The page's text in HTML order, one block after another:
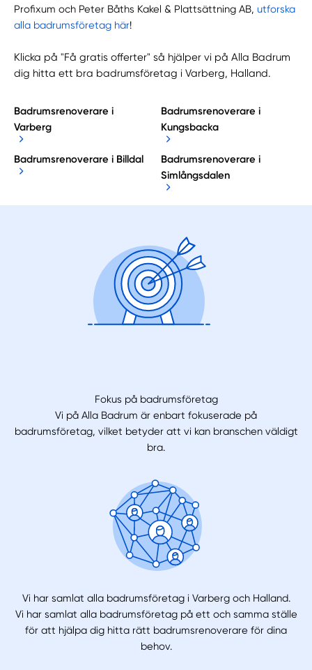
Profixum och Peter Båths Kakel & Plattsättning AB,utforska
alla badrumsföretag här!
Klicka på "Få gratis offerter" så hjälper vi på Alla Badrum
dig hitta ett bra badrumsföretag i Varberg, Halland.
Badrumsrenoverare i
Varberg
Badrumsrenoverare i
Kungsbacka
Badrumsrenoverare i Billdal
Badrumsrenoverare i
Simlångsdalen
Fokus på badrumsföretag
Vi på Alla Badrum är enbart fokuserade på
badrumsföretag, vilket betyder att vi kan branschen väldigt
bra.
Vi har samlat alla badrumsföretag i Varberg och Halland.
Vi har samlat alla badrumsföretag på ett och samma ställe
för att hjälpa dig hitta rätt badrumsrenoverare för dina
behov.